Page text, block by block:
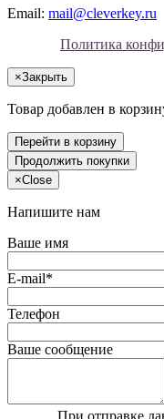
Email: mail@cleverkey.ru
Политика
×Закрыть
Товар добавлен в
Перейти в корзину
Продолжить покупки
×Close
Напишите нам
Ваше имя
E-mail*
Телефон
Ваше сообщение
При отправке